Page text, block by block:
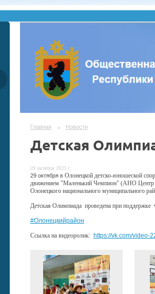
Главная → Новости
Детская
29 октября 2023 г.
29 октября в Олонецкой детско-юношеской
движением "Маленький Чемпион" (АНО
Олонецкого национального муниципального
Детская Олимпиада проведена при поддержке
#Олонецкийрайон
Ссылка на видеоролик: https://vk.com/video-